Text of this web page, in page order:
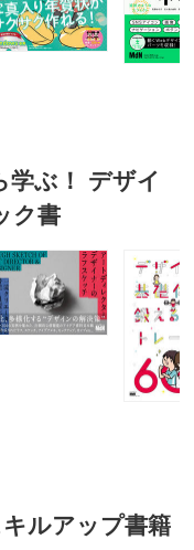
学ぶ！ デザイ
ク書
ルアップ書籍